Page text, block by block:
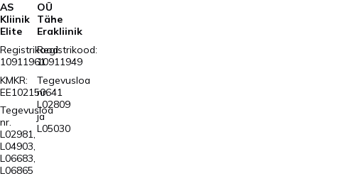
AS
Kliinik
Elite
Registrikood:
10911961
KMKR:
EE102150641
Tegevusloa
nr.
L02981,
L04903,
L06683,
L06865
OÜ
Tähe
Erakliinik
Registrikood:
10911949
Tegevusloa
nr.
L02809
ja
L05030